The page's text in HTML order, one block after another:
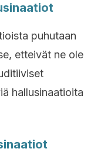
puhutaan
etteivät ne ole
hallusinaatioita